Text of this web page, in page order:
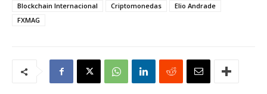
Blockchain Internacional
Criptomonedas
Elio Andrade
FXMAG